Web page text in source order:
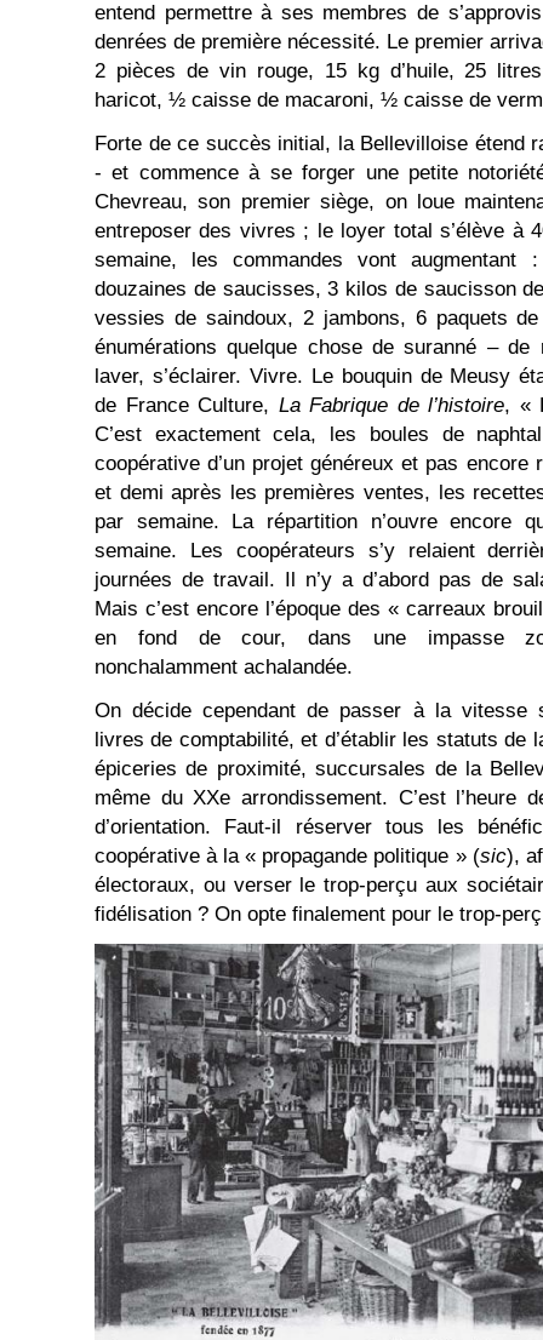
entend permettre à ses membres de
denrées de première nécessité. Le premier
2 pièces de vin rouge, 15 kg d’huile, 25
haricot, ½ caisse de macaroni, ½ caisse de
Forte de ce succès initial, la Bellevilloise étend
- et commence à se forger une petite
Chevreau, son premier siège, on loue
entreposer des vivres ; le loyer total s’élève à
semaine, les commandes vont
douzaines de saucisses, 3 kilos de saucisson
vessies de saindoux, 2 jambons, 6 paquets
énumérations quelque chose de suranné –
laver, s’éclairer. Vivre. Le bouquin de Meusy
de France Culture, La Fabrique de l’histoire, «
C’est exactement cela, les boules de
coopérative d’un projet généreux et pas
et demi après les premières ventes, les
par semaine. La répartition n’ouvre encore
semaine. Les coopérateurs s’y relaient
journées de travail. Il n’y a d’abord pas de
Mais c’est encore l’époque des « carreaux
en fond de cour, dans une impasse
nonchalamment achalandée.
On décide cependant de passer à la vitesse
livres de comptabilité, et d’établir les statuts de
épiceries de proximité, succursales de la
même du XXe arrondissement. C’est l’heure
d’orientation. Faut-il réserver tous les
coopérative à la « propagande politique » (sic),
électoraux, ou verser le trop-perçu aux
fidélisation ? On opte finalement pour le trop-